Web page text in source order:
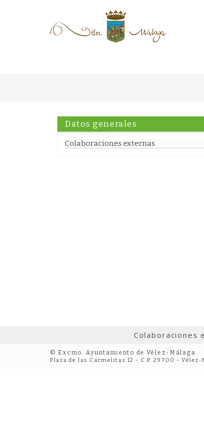
Datos generales
Colaboraciones externas
Colaboraciones
© Excmo. Ayuntamiento de Vélez-Málaga
Plaza de las Carmelitas 12 - C.P. 29700 - Vélez-